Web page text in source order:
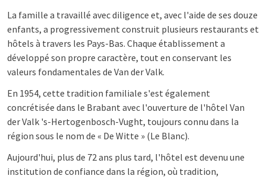
La famille a travaillé avec diligence et, avec l'aide de ses douze
enfants, a progressivement construit plusieurs restaurants et
hôtels à travers les Pays-Bas. Chaque établissement a
développé son propre caractère, tout en conservant les
valeurs fondamentales de Van der Valk.
En 1954, cette tradition familiale s'est également
concrétisée dans le Brabant avec l'ouverture de l'hôtel Van
der Valk 's-Hertogenbosch-Vught, toujours connu dans la
région sous le nom de « De Witte » (Le Blanc).
Aujourd'hui, plus de 72 ans plus tard, l'hôtel est devenu une
institution de confiance dans la région, où tradition,